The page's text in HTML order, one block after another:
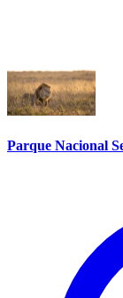
Parque Nacional